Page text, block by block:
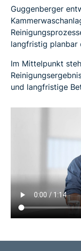
Guggenberger
langfristig planbar
Im Mittelpunkt
und langfristige